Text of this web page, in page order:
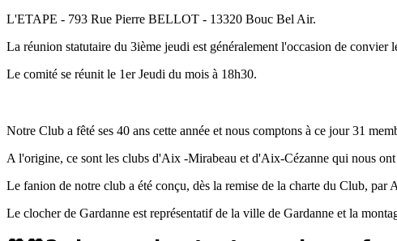
L'ETAPE - 793 Rue Pierre BELLOT - 13320 Bouc Bel Air.
La réunion statutaire du 3ième jeudi est généralement l'occasion de convier
Le comité se réunit le 1er Jeudi du mois à 18h30.
Notre Club a fêté ses 40 ans cette année et nous comptons à ce jour 31
A l'origine, ce sont les clubs d'Aix -Mirabeau et d'Aix-Cézanne qui nous
Le fanion de notre club a été conçu, dès la remise de la charte du Club,
Le clocher de Gardanne est représentatif de la ville de Gardanne et la